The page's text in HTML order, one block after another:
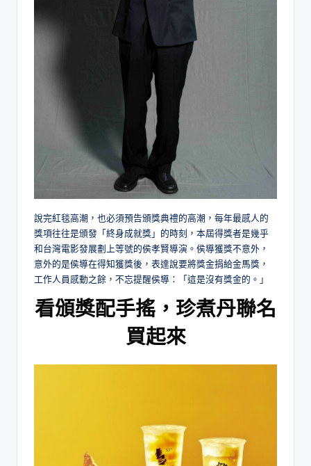
說完紅毯高潮，也必須預告頒獎典禮的高潮，每年最感人的
獎項往往是頒發「終身成就獎」的時刻，本屆得獎者是幾乎
和台灣電影發展劃上等號的侯孝賢導演。侯導獲獎不意外，
意外的是侯導在得知獲獎後，表達說要將獎金捐給金馬獎，
工作人員感動之餘，不忘提醒侯導：「這是沒有獎金的。」
看頒獎配手搖，珍煮丹聯名
買起來